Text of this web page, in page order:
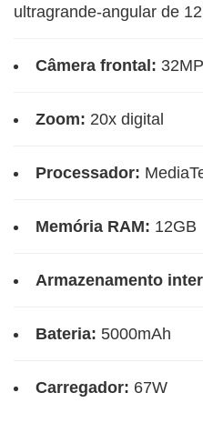
ultragrande-angular de
Câmera frontal: 32MP
Zoom: 20x digital
Processador:
Memória RAM: 12GB
Armazenamento
Bateria: 5000mAh
Carregador: 67W